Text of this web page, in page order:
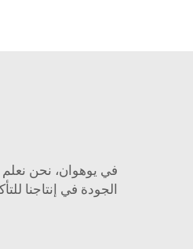
الجودة في إنتاجنا